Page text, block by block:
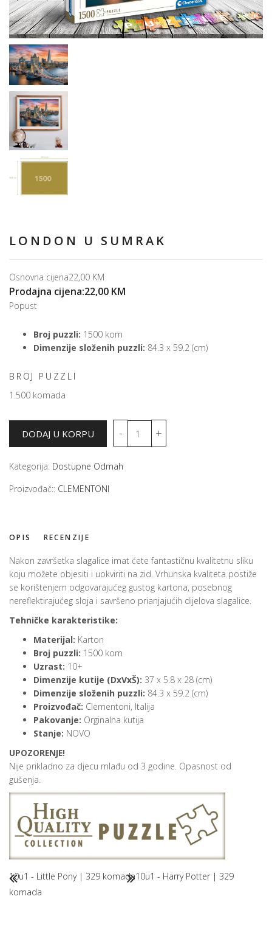
LONDON U SUMRAK
Osnovna cijena22,00 KM
Prodajna cijena:22,00 KM
Popust
Broj puzzli: 1500 kom
Dimenzije složenih puzzli: 84.3 x 59.2 (cm)
BROJ PUZZLI
1.500 komada
Kategorija: Dostupne Odmah
Proizvođač:: CLEMENTONI
OPIS RECENZIJE
Nakon završetka slagalice imat ćete fantastičnu kvalitetnu sliku
koju možete objesiti i uokviriti na zid. Vrhunska kvaliteta postiže
se korištenjem odgovarajućeg gustog kartona, posebnog
nereflektirajućeg sloja i savršeno prianjajućih dijelova slagalice.
Tehničke karakteristike:
Materijal: Karton
Broj puzzli: 1500 kom
Uzrast: 10+
Dimenzije kutije (DxVxŠ): 37 x 5.8 x 28 (cm)
Dimenzije složenih puzzli: 84.3 x 59.2 (cm)
Proizvođač: Clementoni, Italija
Pakovanje: Orginalna kutija
Stanje: NOVO
UPOZORENJE!
Nije prikladno za djecu mlađu od 3 godine. Opasnost od
gušenja.
10u1 - Little Pony | 329 komada10u1 - Harry Potter | 329
komada